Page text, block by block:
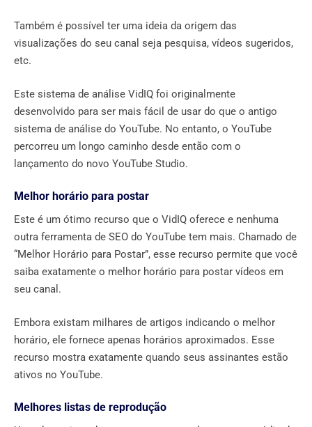
Também é possível ter uma ideia da origem das
visualizações do seu canal seja pesquisa, vídeos sugeridos,
etc.
Este sistema de análise VidIQ foi originalmente
desenvolvido para ser mais fácil de usar do que o antigo
sistema de análise do YouTube. No entanto, o YouTube
percorreu um longo caminho desde então com o
lançamento do novo YouTube Studio.
Melhor horário para postar
Este é um ótimo recurso que o VidIQ oferece e nenhuma
outra ferramenta de SEO do YouTube tem mais. Chamado de
“Melhor Horário para Postar”, esse recurso permite que você
saiba exatamente o melhor horário para postar vídeos em
seu canal.
Embora existam milhares de artigos indicando o melhor
horário, ele fornece apenas horários aproximados. Esse
recurso mostra exatamente quando seus assinantes estão
ativos no YouTube.
Melhores listas de reprodução